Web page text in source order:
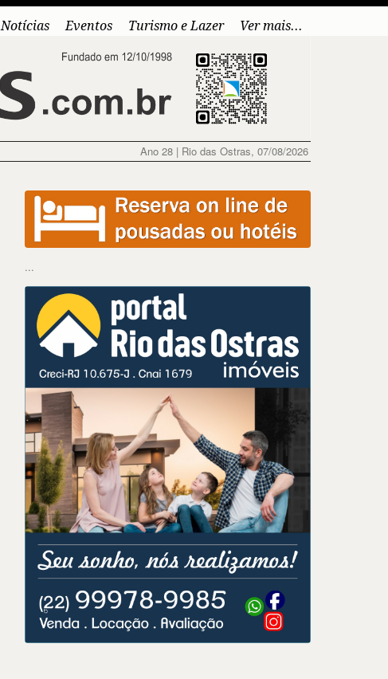
Notícias Eventos Turismo e Lazer Ver mais...
Ano 28 | Rio das Ostras, 07/08/2026
...